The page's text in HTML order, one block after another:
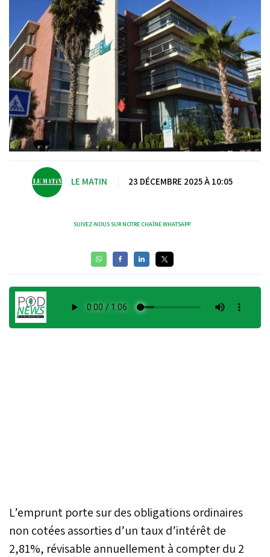
LE MATIN 23 DÉCEMBRE 2025 À 10:05
SUIVEZ-NOUS SUR NOTRE CHAÎNE WHATSAPP
L’emprunt porte sur des obligations ordinaires
non cotées assorties d’un taux d’intérêt de
2,81%, révisable annuellement à compter du 2